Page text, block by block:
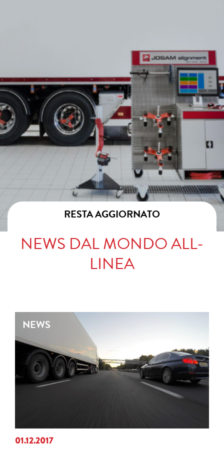
RESTA AGGIORNATO
NEWS DAL MONDO ALL-
LINEA
NEWS
01.12.2017